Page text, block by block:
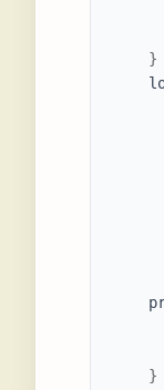
}
}